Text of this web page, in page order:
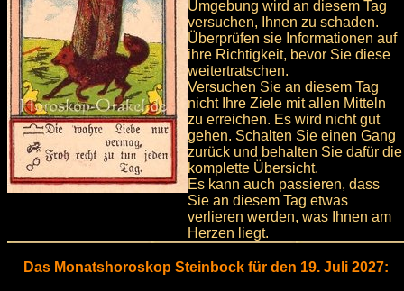
Umgebung wird an diesem Tag
versuchen, Ihnen zu schaden.
Überprüfen sie Informationen auf
ihre Richtigkeit, bevor Sie diese
weitertratschen.
Versuchen Sie an diesem Tag
nicht Ihre Ziele mit allen Mitteln
zu erreichen. Es wird nicht gut
gehen. Schalten Sie einen Gang
zurück und behalten Sie dafür die
komplette Übersicht.
Es kann auch passieren, dass
Sie an diesem Tag etwas
verlieren werden, was Ihnen am
Herzen liegt.
Das Monatshoroskop Steinbock für den 19. Juli 2027: